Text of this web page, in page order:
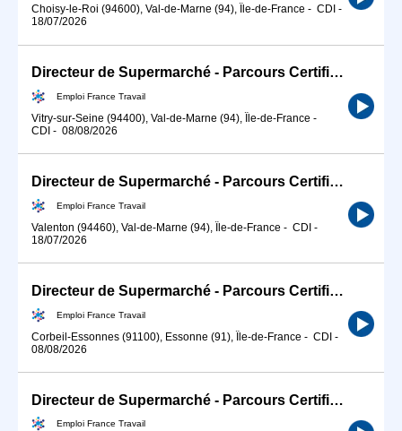
Choisy-le-Roi (94600), Val-de-Marne (94), Île-de-France - CDI -
18/07/2026
Directeur de Supermarché - Parcours Certifiant (H/F)
Emploi France Travail
Vitry-sur-Seine (94400), Val-de-Marne (94), Île-de-France -
CDI - 08/08/2026
Directeur de Supermarché - Parcours Certifiant (H/F)
Emploi France Travail
Valenton (94460), Val-de-Marne (94), Île-de-France - CDI -
18/07/2026
Directeur de Supermarché - Parcours Certifiant (H/F)
Emploi France Travail
Corbeil-Essonnes (91100), Essonne (91), Île-de-France - CDI -
08/08/2026
Directeur de Supermarché - Parcours Certifiant (H/F)
Emploi France Travail